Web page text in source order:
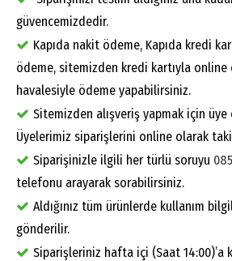
güvencemizdedir.
Kapıda nakit ödeme, Kapıda kredi
ödeme, sitemizden kredi kartıyla online
havalesiyle ödeme yapabilirsiniz.
Sitemizden alışveriş yapmak için
Üyelerimiz siparişlerini online olarak
Siparişinizle ilgili her türlü soruyu
telefonu arayarak sorabilirsiniz.
Aldığınız tüm ürünlerde kullanım
gönderilir.
Siparişleriniz hafta içi (Saat 14:00)’a